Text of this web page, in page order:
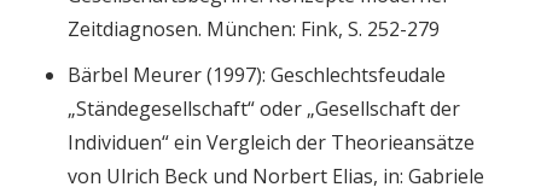
Zeitdiagnosen. München: Fink, S. 252-279
Bärbel Meurer (1997): Geschlechtsfeudale
„Ständegesellschaft“ oder „Gesellschaft der
Individuen“ ein Vergleich der Theorieansätze
von Ulrich Beck und Norbert Elias, in: Gabriele